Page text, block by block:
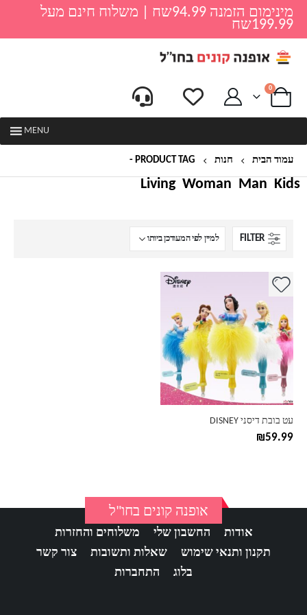
מינימום הזמנה 94.99שח | משלוח חינם מעל
199.99שח
0
MENU
עמוד הבית חנות PRODUCT TAG -
Kids
Man
Woman
Living
FILTER
עט בובת דיסני DISNEY
₪59.99
למוצר
מספר
סוגים.
ניתן
לבחור
את
האפשרויות
אופנה קונים בחו"ל
אודות החשבון שלי
משלוחים והחזרות
תקנון ותנאי שימוש
שאלות ותשובות
צור קשר
בלוג
התחברות